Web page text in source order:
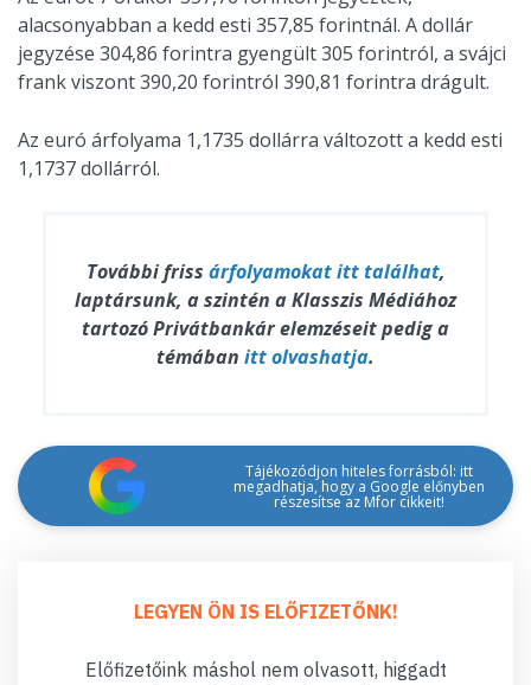
alacsonyabban a kedd esti 357,85 forintnál. A dollár
jegyzése 304,86 forintra gyengült 305 forintról, a svájci
frank viszont 390,20 forintról 390,81 forintra drágult.
Az euró árfolyama 1,1735 dollárra változott a kedd esti
1,1737 dollárról.
További friss árfolyamokat itt találhat,
laptársunk, a szintén a Klasszis Médiához
tartozó Privátbankár elemzéseit pedig a
témában itt olvashatja.
Tájékozódjon hiteles forrásból: itt
megadhatja, hogy a Google előnyben
részesítse az Mfor cikkeit!
LEGYEN ÖN IS ELŐFIZETŐNK!
Előfizetőink máshol nem olvasott, higgadt